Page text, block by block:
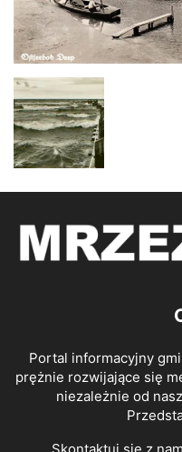
Portal informacyjny
prężnie rozwijające się
niezależnie od
Skontaktuj się z